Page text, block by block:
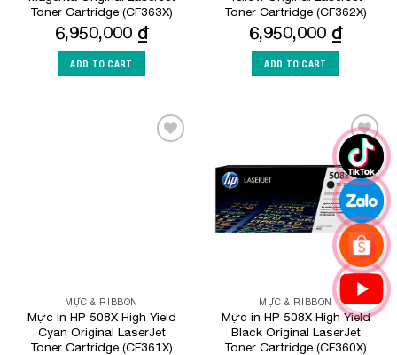
Toner Cartridge (CF363X)
6,950,000 ₫
ADD TO CART
Toner Cartridge (CF362X)
6,950,000 ₫
ADD TO CART
MỰC & RIBBON
Mực in HP 508X High Yield
Cyan Original LaserJet
Toner Cartridge (CF361X)
Add to
Wishlist
MỰC & RIBBON
Mực in HP 508X High Yield
Black Original LaserJet
Toner Cartridge (CF360X)